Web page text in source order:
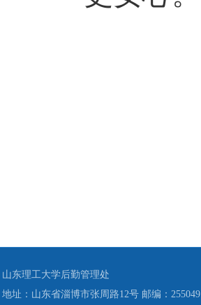
山东理工大学后勤管理处
地址：山东省淄博市张周路12号 邮编：255049